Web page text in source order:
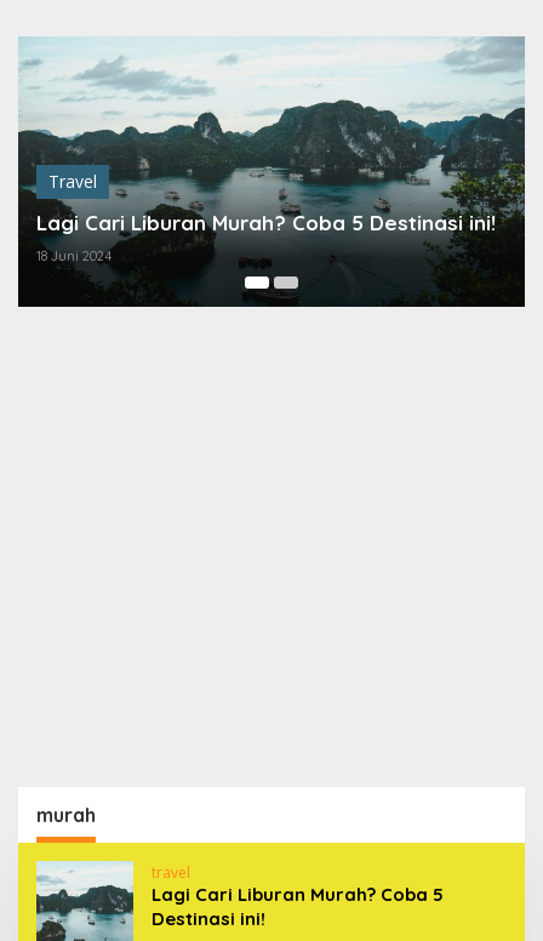
konten
Travel
Lagi Cari Liburan Murah? Coba 5 Destinasi ini!
18 Juni 2024
murah
travel
Lagi Cari Liburan Murah? Coba 5
Destinasi ini!